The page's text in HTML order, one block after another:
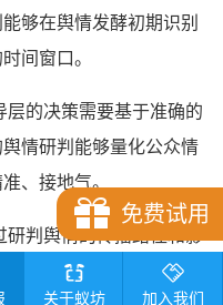
够在舆情发酵初期识别
间窗口。
的决策需要基于准确的
情研判能够量化公众情
、接地气。
判舆情的传播路径和影
源，避免"一刀切"式的
免费试用
关于蚁坊 加入我们